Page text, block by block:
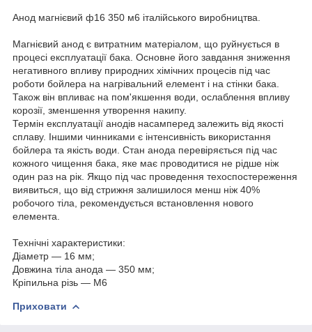
Анод магнієвий ф16 350 м6 італійського виробництва.
Магнієвий анод є витратним матеріалом, що руйнується в
процесі експлуатації бака. Основне його завдання зниження
негативного впливу природних хімічних процесів під час
роботи бойлера на нагрівальний елемент і на стінки бака.
Також він впливає на пом'якшення води, ослаблення впливу
корозії, зменшення утворення накипу.
Термін експлуатації анодів насамперед залежить від якості
сплаву. Іншими чинниками є інтенсивність використання
бойлера та якість води. Стан анода перевіряється під час
кожного чищення бака, яке має проводитися не рідше ніж
один раз на рік. Якщо під час проведення техоспостереження
виявиться, що від стрижня залишилося менш ніж 40%
робочого тіла, рекомендується встановлення нового
елемента.
Технічні характеристики:
Діаметр — 16 мм;
Довжина тіла анода — 350 мм;
Кріпильна різь — М6
Приховати